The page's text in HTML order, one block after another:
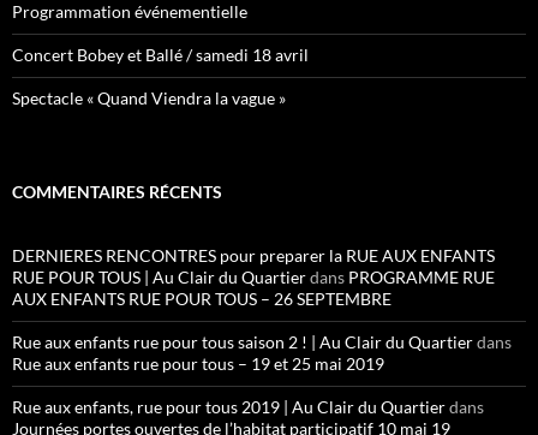
Programmation événementielle
Concert Bobey et Ballé / samedi 18 avril
Spectacle « Quand Viendra la vague »
COMMENTAIRES RÉCENTS
DERNIERES RENCONTRES pour preparer la RUE AUX ENFANTS
RUE POUR TOUS | Au Clair du Quartierdans PROGRAMME RUE
AUX ENFANTS RUE POUR TOUS – 26 SEPTEMBRE
Rue aux enfants rue pour tous saison 2 ! | Au Clair du Quartierdans
Rue aux enfants rue pour tous – 19 et 25 mai 2019
Rue aux enfants, rue pour tous 2019 | Au Clair du Quartierdans
Journées portes ouvertes de l’habitat participatif 10 mai 19